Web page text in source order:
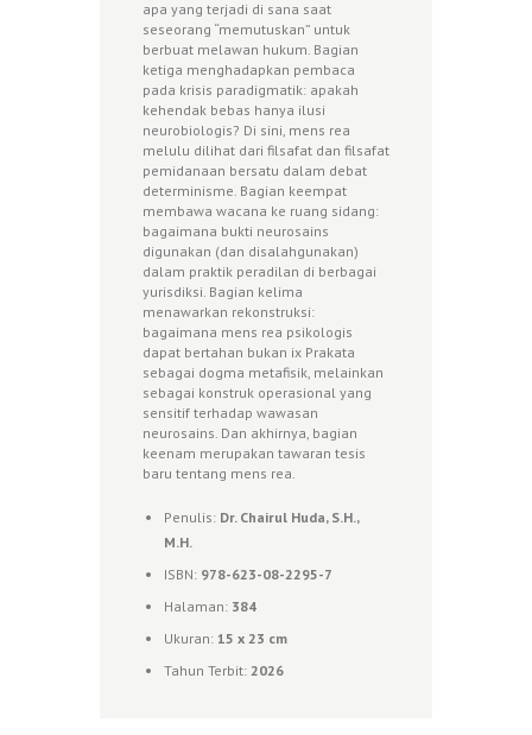
apa yang terjadi di sana saat
seseorang “memutuskan” untuk
berbuat melawan hukum. Bagian
ketiga menghadapkan pembaca
pada krisis paradigmatik: apakah
kehendak bebas hanya ilusi
neurobiologis? Di sini, mens rea
melulu dilihat dari filsafat dan filsafat
pemidanaan bersatu dalam debat
determinisme. Bagian keempat
membawa wacana ke ruang sidang:
bagaimana bukti neurosains
digunakan (dan disalahgunakan)
dalam praktik peradilan di berbagai
yurisdiksi. Bagian kelima
menawarkan rekonstruksi:
bagaimana mens rea psikologis
dapat bertahan bukan ix Prakata
sebagai dogma metafisik, melainkan
sebagai konstruk operasional yang
sensitif terhadap wawasan
neurosains. Dan akhirnya, bagian
keenam merupakan tawaran tesis
baru tentang mens rea.
Penulis: Dr. Chairul Huda, S.H.,
M.H.
ISBN: 978-623-08-2295-7
Halaman: 384
Ukuran: 15 x 23 cm
Tahun Terbit: 2026